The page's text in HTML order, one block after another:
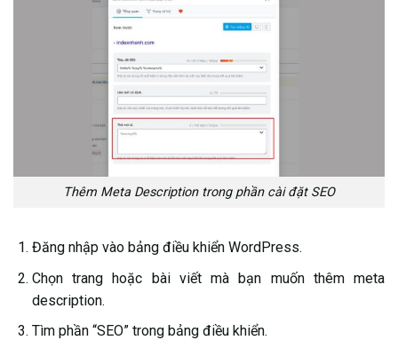
Thêm Meta Description trong phần cài đặt SEO
Đăng nhập vào bảng điều khiển WordPress.
Chọn trang hoặc bài viết mà bạn muốn thêm meta
description.
Tìm phần “SEO” trong bảng điều khiển.